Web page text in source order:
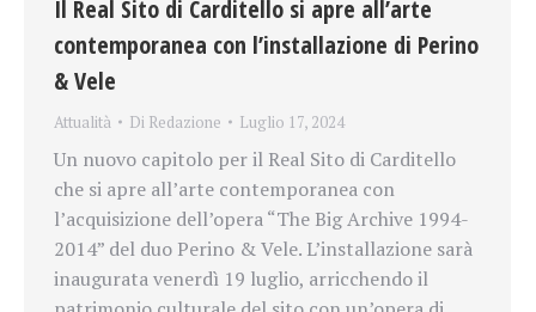
Il Real Sito di Carditello si apre all’arte
contemporanea con l’installazione di Perino
& Vele
Attualità Di Redazione Luglio 17, 2024
Un nuovo capitolo per il Real Sito di Carditello
che si apre all’arte contemporanea con
l’acquisizione dell’opera “The Big Archive 1994-
2014” del duo Perino & Vele. L’installazione sarà
inaugurata venerdì 19 luglio, arricchendo il